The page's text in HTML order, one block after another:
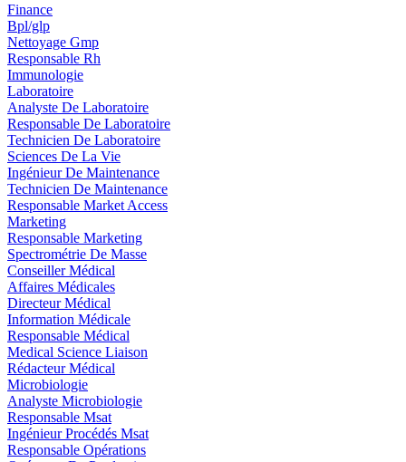
Finance
Bpl/glp
Nettoyage Gmp
Responsable Rh
Immunologie
Laboratoire
Analyste De Laboratoire
Responsable De Laboratoire
Technicien De Laboratoire
Sciences De La Vie
Ingénieur De Maintenance
Technicien De Maintenance
Responsable Market Access
Marketing
Responsable Marketing
Spectrométrie De Masse
Conseiller Médical
Affaires Médicales
Directeur Médical
Information Médicale
Responsable Médical
Medical Science Liaison
Rédacteur Médical
Microbiologie
Analyste Microbiologie
Responsable Msat
Ingénieur Procédés Msat
Responsable Opérations